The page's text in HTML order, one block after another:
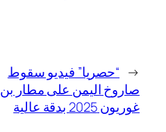
← “حصريا” فيديو سقوط
صاروخ اليمن على مطار بن
غوريون 2025 بدقة عالية